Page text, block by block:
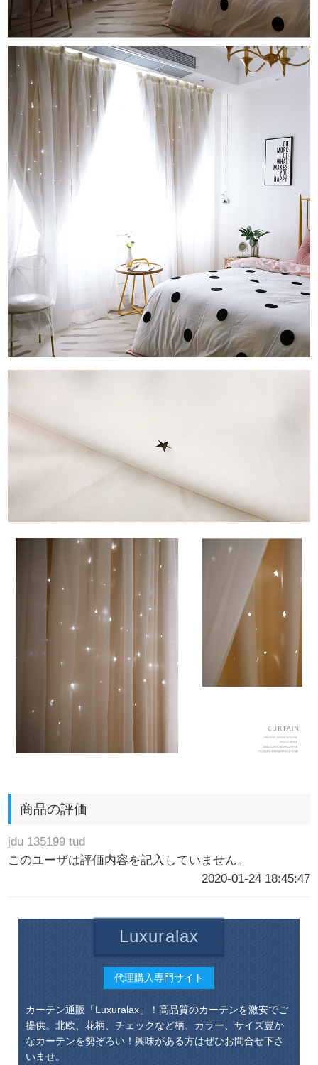
商品の評価
jdu 135199 tud
このユーザは評価内容を記入していません。
2020-01-24 18:45:47
Luxuralax
代理購入専門サイト
カーテン通販「Luxuralax」！高品質のカーテンを激安でご
提供。北欧、花柄、チェックなど柄、カラー、サイズ豊か
なカーテンを勢ぞろい！興味がある方はぜひお問合せ下さ
いませ。